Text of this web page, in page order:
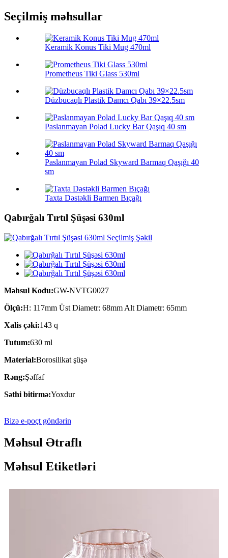
Seçilmiş məhsullar
Keramik Konus Tiki Mug 470ml
Prometheus Tiki Glass 530ml
Düzbucaqlı Plastik Damcı Qabı 39×22.5sm
Paslanmayan Polad Lucky Bar Qaşıq 40 sm
Paslanmayan Polad Skyward Barmaq Qaşığı 40
sm
Taxta Dəstəkli Barmen Bıçağı
Qabırğalı Tırtıl Şüşəsi 630ml
Məhsul Kodu:GW-NVTG0027
Ölçü:H: 117mm Üst Diametr: 68mm Alt Diametr: 65mm
Xalis çəki:143 q
Tutum:630 ml
Material:Borosilikat şüşə
Rəng:Şəffaf
Səthi bitirmə:Yoxdur
Bizə e-poçt göndərin
Məhsul Ətraflı
Məhsul Etiketləri